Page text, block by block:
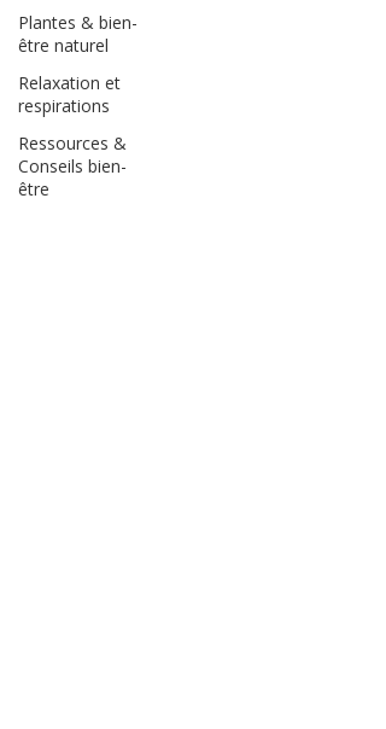
Plantes & bien-
être naturel
Relaxation et
respirations
Ressources &
Conseils bien-
être